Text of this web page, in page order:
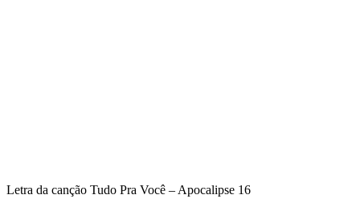
Letra da canção Tudo Pra Você – Apocalipse 16